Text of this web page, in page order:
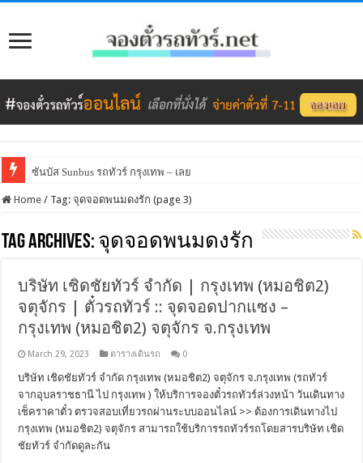
ซันบัส Sunbus รถทัวร์ กรุงเทพ – เลย
Home / Tag:จุดจอดพนมดงรัก (page 3)
Tag Archives: จุดจอดพนมดงรัก
บริษัท เชิดชัยทัวร์ จำกัด | กรุงเทพ (หมอชิต2)
จตุจักร | ตั๋วรถทัวร์ :: จุดจอดปากแซง –
กรุงเทพ (หมอชิต2) จตุจักร จ.กรุงเทพ
March 29, 2023 ตารางเดินรถ 0
บริษัท เชิดชัยทัวร์ จำกัด กรุงเทพ (หมอชิต2) จตุจักร จ.กรุงเทพ (รถทัวร์
จากอุบลราชธานี ไป กรุงเทพ ) ให้บริการจองตั๋วรถทัวร์ล่วงหน้า วันเดินทาง
เช็คราคาตั๋ว ตรวจสอบเที่ยวรถผ่านระบบออนไลน์ >> ต้องการเดินทางไป
กรุงเทพ (หมอชิต2) จตุจักร สามารถใช้บริการรถทัวร์รถโดยสารบริษัท เชิด
ชัยทัวร์ จำกัดดูละกัน